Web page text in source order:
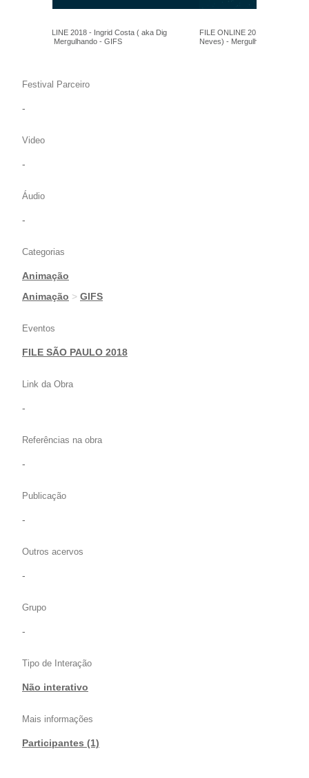
FILE ONLINE 2018 - Ingrid Costa ( aka Dig
Neves) - Mergulhando - GIFS
FILE ONLINE 2018 - Ingrid
Neves) - Mergulhando - GIFS
Festival Parceiro
-
Video
-
Áudio
-
Categorias
Animação
|Animação > GIFS
Eventos
FILE SÃO PAULO 2018
Link da Obra
-
Referências na obra
-
Publicação
-
Outros acervos
-
Grupo
-
Tipo de Interação
Não interativo
Mais informações
Participantes (1)